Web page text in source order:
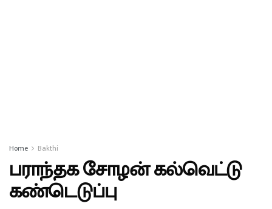
Home Bakthi
பராந்தக சோழன் கல்வெட்டு
கண்டெடுப்பு